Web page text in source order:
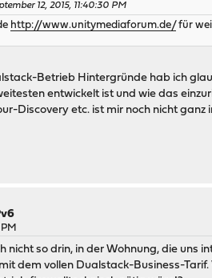
12, 2015, 11:40:30 PM
http://www.unitymediaforum.de/für
Betrieb Hintergründe hab ich
entwickelt ist und wie das
Discovery etc. ist mir noch nicht ganz
nicht so drin, in der Wohnung, die
dem vollen Dualstack-Business-